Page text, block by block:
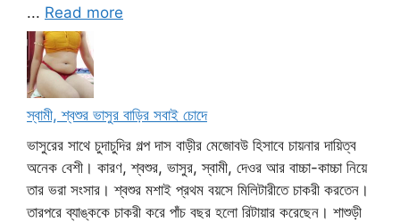
... Read more
স্বামী, শ্বশুর ভাসুর বাড়ির সবাই চোদে
ভাসুরের সাথে চুদাচুদির গল্প দাস বাড়ীর মেজোবউ হিসাবে চায়নার দায়িত্ব
অনেক বেশী। কারণ, শ্বশুর, ভাসুর, স্বামী, দেওর আর বাচ্চা-কাচ্চা নিয়ে
তার ভরা সংসার। শ্বশুর মশাই প্রথম বয়সে মিলিটারীতে চাকরী করতেন।
তারপরে ব্যাঙ্ককে চাকরী করে পাঁচ বছর হলো রিটায়ার করেছেন। শাশুড়ী